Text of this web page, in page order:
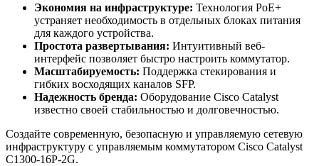
Экономия на инфраструктуре: Технология PoE+
устраняет необходимость в отдельных блоках питания
для каждого устройства.
Простота развертывания: Интуитивный веб-
интерфейс позволяет быстро настроить коммутатор.
Масштабируемость: Поддержка стекирования и
гибких восходящих каналов SFP.
Надежность бренда: Оборудование Cisco Catalyst
известно своей стабильностью и долговечностью.
Создайте современную, безопасную и управляемую сетевую
инфраструктуру с управляемым коммутатором Cisco Catalyst
C1300-16P-2G.